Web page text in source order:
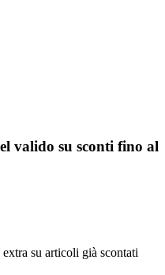
valido su sconti fino al
su articoli già scontati